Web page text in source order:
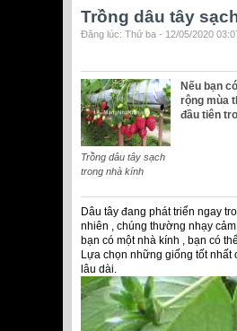
Trồng dâu tây
Đăng lúc: Thứ ba - 12/05/2020
Trồng dâu tây sạch
trong nhà kính
Nếu bạn
rộng mùa
đầu tiên
Dâu tây đang phát triển ngay
nhiên , chúng thường nhạy
bạn có một nhà kính , bạn có
Lựa chọn những giống tốt nhất
lâu dài.